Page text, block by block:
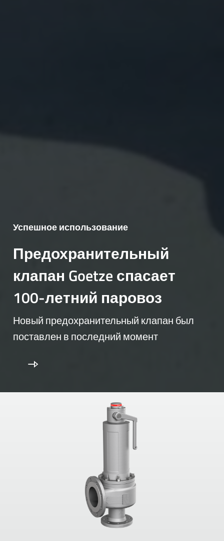
Успешное использование
Предохранительный
клапан Goetze спасает
100-летний паровоз
Новый предохранительный клапан был
поставлен в последний момент